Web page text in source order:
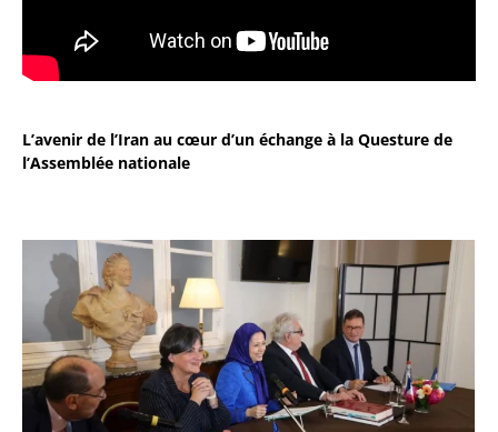
L’avenir de l’Iran au cœur d’un échange à la Questure de
l’Assemblée nationale